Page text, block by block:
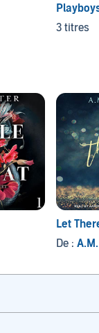
3 titres
Let
De :